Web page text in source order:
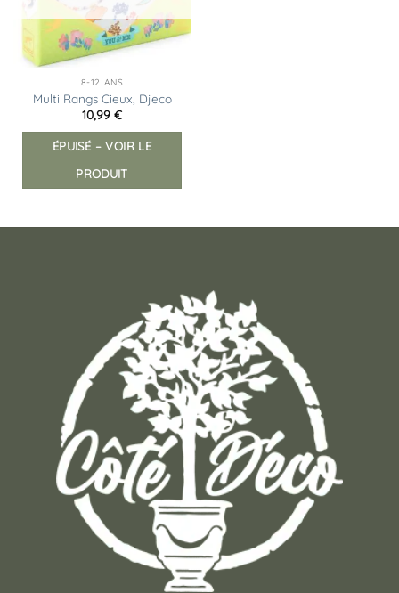
8-12 ANS
Multi Rangs Cieux, Djeco
10,99 €
ÉPUISÉ – VOIR LE
PRODUIT